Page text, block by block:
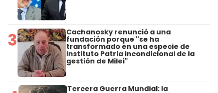
3 Cachanosky renunció a una
fundación porque "se ha
transformado en una especie de
Instituto Patria incondicional de la
gestión de Milei"
Tercera Guerra Mundial: la